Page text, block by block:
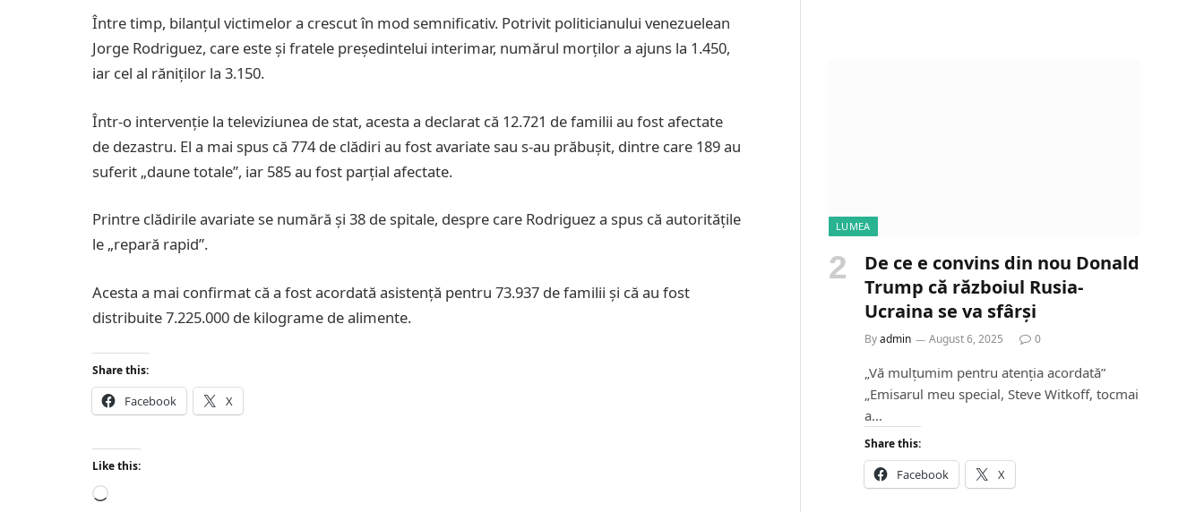
Între timp, bilanțul victimelor a crescut în mod semnificativ. Potrivit politicianului venezuelean
Jorge Rodriguez, care este și fratele președintelui interimar, numărul morților a ajuns la 1.450,
iar cel al răniților la 3.150.
Într-o intervenție la televiziunea de stat, acesta a declarat că 12.721 de familii au fost afectate
de dezastru. El a mai spus că 774 de clădiri au fost avariate sau s-au prăbușit, dintre care 189 au
suferit „daune totale”, iar 585 au fost parțial afectate.
Printre clădirile avariate se numără și 38 de spitale, despre care Rodriguez a spus că autoritățile
le „repară rapid”.
Acesta a mai confirmat că a fost acordată asistență pentru 73.937 de familii și că au fost
distribuite 7.225.000 de kilograme de alimente.
Share this:
Facebook X
Like this:
Loading…
LUMEA
De ce e convins din nou Donald
Trump că războiul Rusia-
Ucraina se va sfârși
Byadmin August 6, 2025 0
„Vă mulțumim pentru atenția acordată”
„Emisarul meu special, Steve Witkoff, tocmai
a…
Share this:
Facebook X